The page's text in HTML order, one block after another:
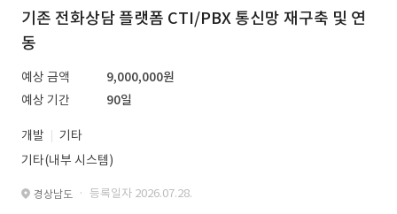
기존 전화상담 플랫폼 CTI/PBX 통신망 재구축 및 연
동
예상 금액
9,000,000원
예상 기간
90일
개발
기타
기타(내부 시스템)
경상남도 · 등록일자 2026.07.28.